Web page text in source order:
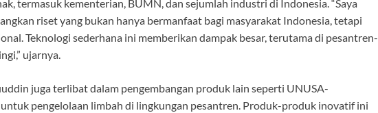
termasuk kementerian, BUMN, dan sejumlah industri di Indonesia. “Saya
riset yang bukan hanya bermanfaat bagi masyarakat Indonesia, tetapi
Teknologi sederhana ini memberikan dampak besar, terutama di pesantren-
ujarnya.
juga terlibat dalam pengembangan produk lain seperti UNUSA-
pengelolaan limbah di lingkungan pesantren. Produk-produk inovatif ini